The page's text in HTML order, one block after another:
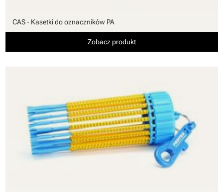
CAS - Kasetki do oznaczników PA
Zobacz produkt